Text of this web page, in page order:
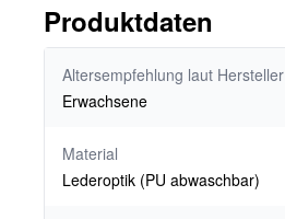
Produktdaten
Altersempfehlung laut Hersteller
Erwachsene
Material
Lederoptik (PU abwaschbar)